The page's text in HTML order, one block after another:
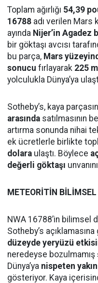
Toplam ağırlığı 54,39
16788 adı verilen Mars
ayında Nijer’in Agadez
bir göktaşı avcısı
bu parça, Mars
sonucu fırlayarak 225
yolculukla Dünya’ya
Sotheby’s, kaya
arasında satılmasının
artırma sonunda nihai
ek ücretlerle birlikte
dolara ulaştı. Böylece
değerli göktaşı
METEORİTİN BİLİMSEL
NWA 16788’in bilimsel
Sotheby’s
düzeyde yeryüzü
neredeyse
Dünya’ya nispeten
gösteriyor. Kaya